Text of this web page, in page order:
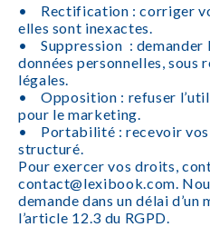
• Rectification : corriger
elles sont inexactes.
• Suppression : demander
données personnelles, sous
légales.
• Opposition : refuser
pour le marketing.
• Portabilité : recevoir vos
structuré.
Pour exercer vos droits,
contact@lexibook.com.
demande dans un délai
l’article 12.3 du RGPD.